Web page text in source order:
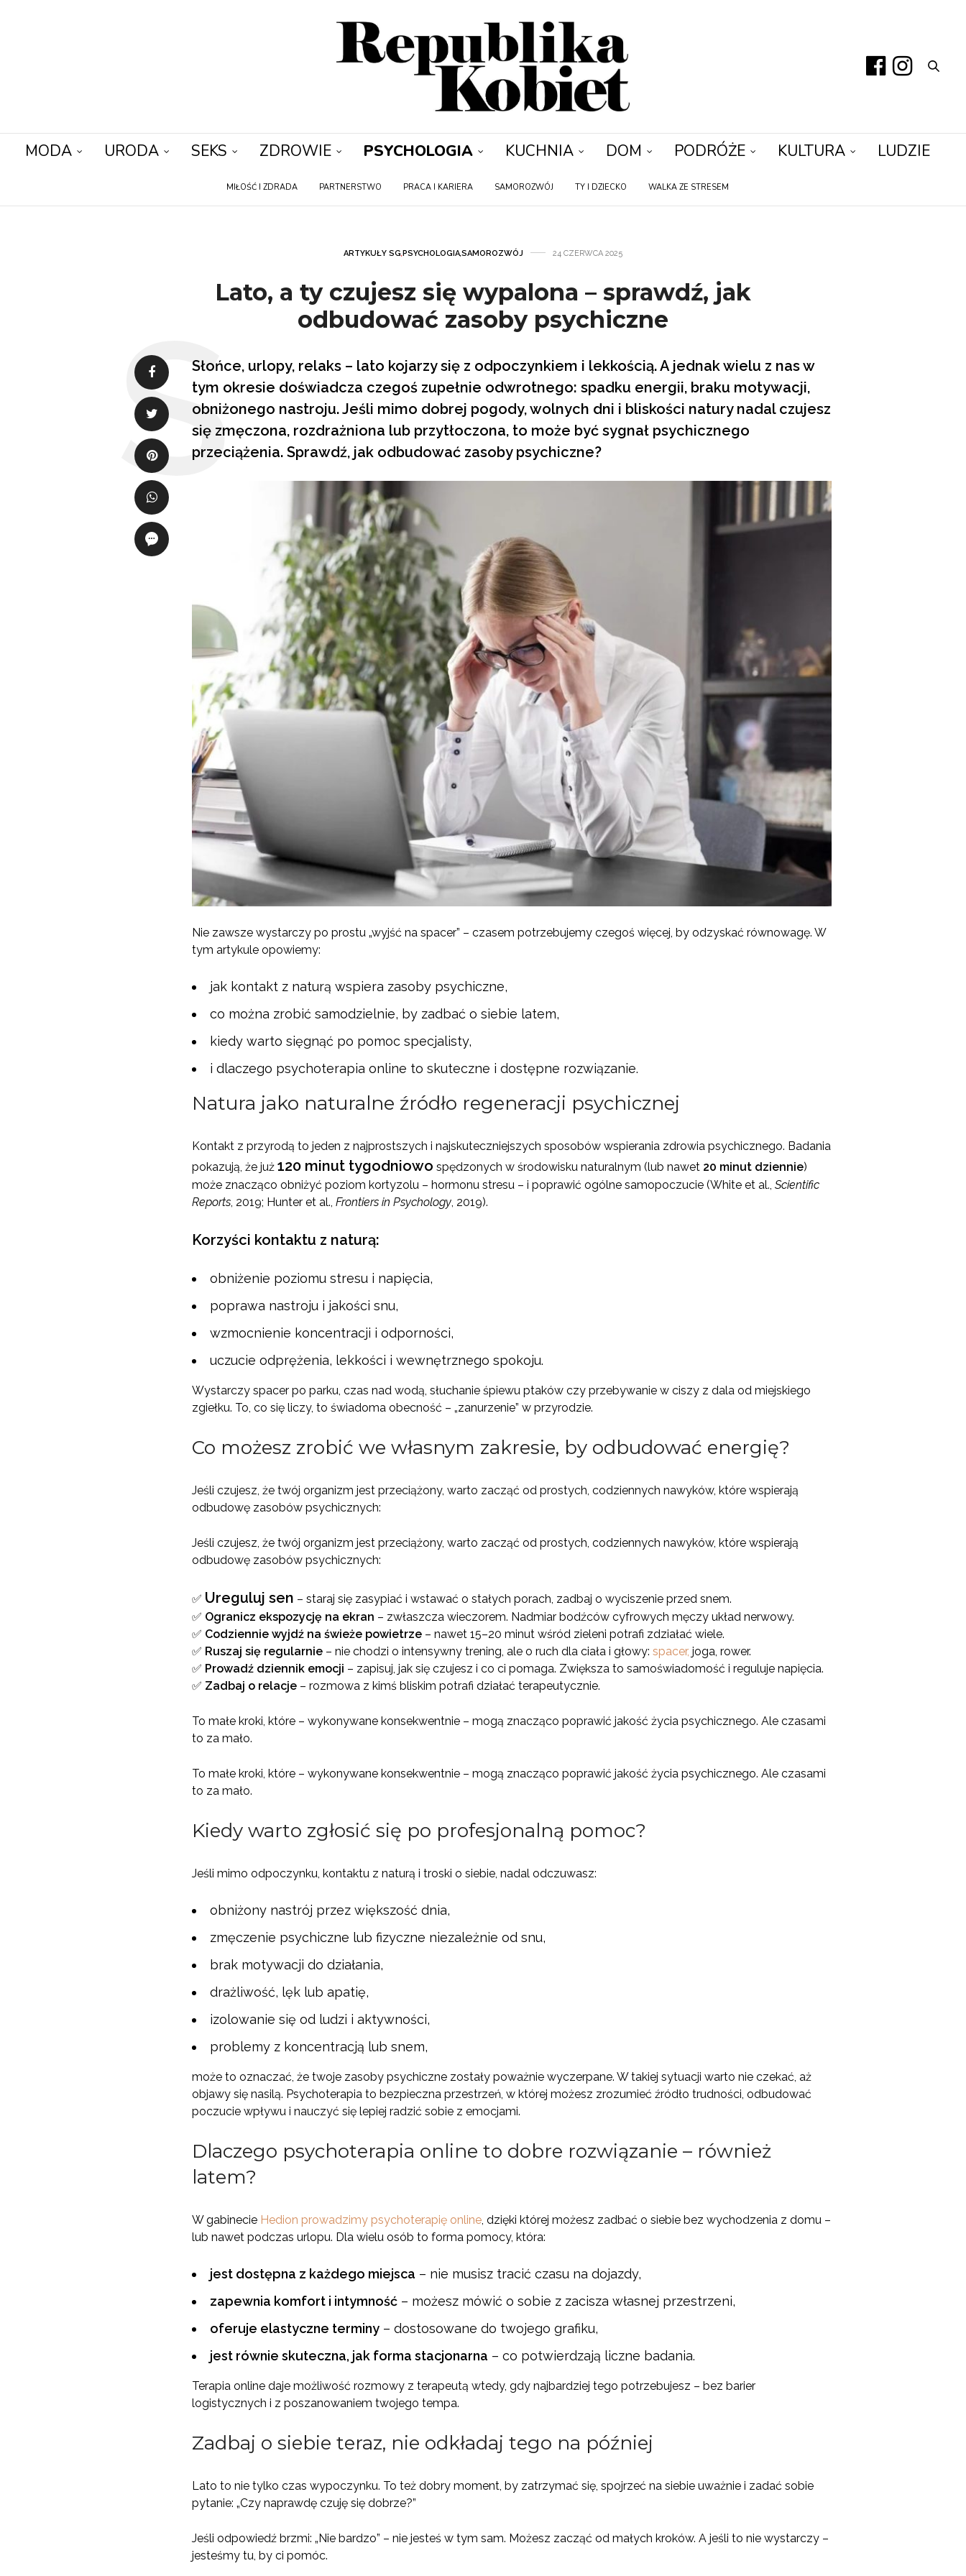
MODA URODA SEKS ZDROWIE PSYCHOLOGIA KUCHNIA DOM PODRÓŻE KULTURA LUDZIE
MIŁOŚĆ I ZDRADA PARTNERSTWO PRACA I KARIERA SAMOROZWÓJ TY I DZIECKO WALKA ZE STRESEM
ARTYKUŁY SG,PSYCHOLOGIA,SAMOROZWÓJ 24 CZERWCA 2025
Lato, a ty czujesz się wypalona – sprawdź, jak
odbudować zasoby psychiczne
Słońce, urlopy, relaks – lato kojarzy się z odpoczynkiem i lekkością. A jednak wielu z nas w
tym okresie doświadcza czegoś zupełnie odwrotnego: spadku energii, braku motywacji,
obniżonego nastroju. Jeśli mimo dobrej pogody, wolnych dni i bliskości natury nadal czujesz
się zmęczona, rozdrażniona lub przytłoczona, to może być sygnał psychicznego
przeciążenia. Sprawdź, jak odbudować zasoby psychiczne?
Nie zawsze wystarczy po prostu „wyjść na spacer” – czasem potrzebujemy czegoś więcej, by odzyskać równowagę. W
tym artykule opowiemy:
jak kontakt z naturą wspiera zasoby psychiczne,
co można zrobić samodzielnie, by zadbać o siebie latem,
kiedy warto sięgnąć po pomoc specjalisty,
i dlaczego psychoterapia online to skuteczne i dostępne rozwiązanie.
Natura jako naturalne źródło regeneracji psychicznej
Kontakt z przyrodą to jeden z najprostszych i najskuteczniejszych sposobów wspierania zdrowia psychicznego. Badania
pokazują, że już 120 minut tygodniowo spędzonych w środowisku naturalnym (lub nawet 20 minut dziennie)
może znacząco obniżyć poziom kortyzolu – hormonu stresu – i poprawić ogólne samopoczucie (White et al., Scientific
Reports, 2019; Hunter et al., Frontiers in Psychology, 2019).
Korzyści kontaktu z naturą:
obniżenie poziomu stresu i napięcia,
poprawa nastroju i jakości snu,
wzmocnienie koncentracji i odporności,
uczucie odprężenia, lekkości i wewnętrznego spokoju.
Wystarczy spacer po parku, czas nad wodą, słuchanie śpiewu ptaków czy przebywanie w ciszy z dala od miejskiego
zgiełku. To, co się liczy, to świadoma obecność – „zanurzenie” w przyrodzie.
Co możesz zrobić we własnym zakresie, by odbudować energię?
Jeśli czujesz, że twój organizm jest przeciążony, warto zacząć od prostych, codziennych nawyków, które wspierają
odbudowę zasobów psychicznych:
Jeśli czujesz, że twój organizm jest przeciążony, warto zacząć od prostych, codziennych nawyków, które wspierają
odbudowę zasobów psychicznych:
✅ Ureguluj sen – staraj się zasypiać i wstawać o stałych porach, zadbaj o wyciszenie przed snem.
✅ Ogranicz ekspozycję na ekran – zwłaszcza wieczorem. Nadmiar bodźców cyfrowych męczy układ nerwowy.
✅ Codziennie wyjdź na świeże powietrze – nawet 15–20 minut wśród zieleni potrafi zdziałać wiele.
✅ Ruszaj się regularnie – nie chodzi o intensywny trening, ale o ruch dla ciała i głowy: spacer, joga, rower.
✅ Prowadź dziennik emocji – zapisuj, jak się czujesz i co ci pomaga. Zwiększa to samoświadomość i reguluje napięcia.
✅ Zadbaj o relacje – rozmowa z kimś bliskim potrafi działać terapeutycznie.
To małe kroki, które – wykonywane konsekwentnie – mogą znacząco poprawić jakość życia psychicznego. Ale czasami
to za mało.
To małe kroki, które – wykonywane konsekwentnie – mogą znacząco poprawić jakość życia psychicznego. Ale czasami
to za mało.
Kiedy warto zgłosić się po profesjonalną pomoc?
Jeśli mimo odpoczynku, kontaktu z naturą i troski o siebie, nadal odczuwasz:
obniżony nastrój przez większość dnia,
zmęczenie psychiczne lub fizyczne niezależnie od snu,
brak motywacji do działania,
drażliwość, lęk lub apatię,
izolowanie się od ludzi i aktywności,
problemy z koncentracją lub snem,
może to oznaczać, że twoje zasoby psychiczne zostały poważnie wyczerpane. W takiej sytuacji warto nie czekać, aż
objawy się nasilą. Psychoterapia to bezpieczna przestrzeń, w której możesz zrozumieć źródło trudności, odbudować
poczucie wpływu i nauczyć się lepiej radzić sobie z emocjami.
Dlaczego psychoterapia online to dobre rozwiązanie – również
latem?
W gabinecie Hedion prowadzimy psychoterapię online, dzięki której możesz zadbać o siebie bez wychodzenia z domu –
lub nawet podczas urlopu. Dla wielu osób to forma pomocy, która:
jest dostępna z każdego miejsca – nie musisz tracić czasu na dojazdy,
zapewnia komfort i intymność – możesz mówić o sobie z zacisza własnej przestrzeni,
oferuje elastyczne terminy – dostosowane do twojego grafiku,
jest równie skuteczna, jak forma stacjonarna – co potwierdzają liczne badania.
Terapia online daje możliwość rozmowy z terapeutą wtedy, gdy najbardziej tego potrzebujesz – bez barier
logistycznych i z poszanowaniem twojego tempa.
Zadbaj o siebie teraz, nie odkładaj tego na później
Lato to nie tylko czas wypoczynku. To też dobry moment, by zatrzymać się, spojrzeć na siebie uważnie i zadać sobie
pytanie: „Czy naprawdę czuję się dobrze?”
Jeśli odpowiedź brzmi: „Nie bardzo” – nie jesteś w tym sam. Możesz zacząć od małych kroków. A jeśli to nie wystarczy –
jesteśmy tu, by ci pomóc.